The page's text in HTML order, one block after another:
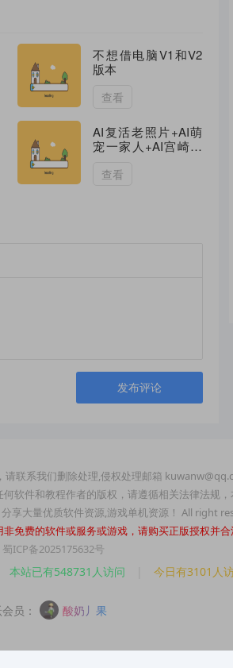
不想借电脑V1和V2
版本
查看
AI复活老照片+AI萌
宠一家人+AI宫崎骏
查看
发布评论
联系我们删除处理,侵权处理邮箱
软件和教程作者的版权，请遵循相关法律法规
享大量优质软件资源,游戏单机资源！ All right
免费的软件或服务或游戏，请购买正版授权并合
蜀ICP备2025175632号
本站已有548731人访问 今日有3101人
员： 酸奶丿果